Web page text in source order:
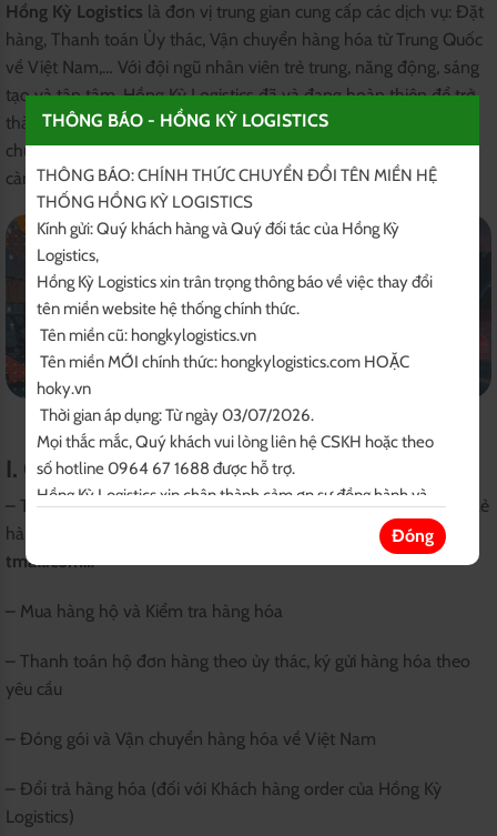
Hồng Kỳ Logistics là đơn vị trung gian cung cấp các dịch vụ: Đặt
hàng, Thanh toán Ủy thác, Vận chuyển hàng hóa từ Trung Quốc
về Việt Nam,… Với đội ngũ nhân viên trẻ trung, năng động, sáng
tạo và tận tâm, Hồng Kỳ Logistics đã và đang hoàn thiện để trở
thành đơn vị cung cấp dịch vụ với chất lượng vượt trội, có tiêu
chuẩn và bản sắc riêng; hỗ trợ tối đa và đáp ứng nhu cầu ngày
càng cao của Đối tác và Khách hàng.
I. Các dịch vụ do Hồng Kỳ Logistics cung cấp:
– Tư vấn tìm kiếm nguồn hàng trên các website bán buôn, bán lẻ
hàng đầu Trung Quốc:
alibaba.com, 1688.com, taobao.com,
tmall.com…
– Mua hàng hộ và Kiểm tra hàng hóa
– Thanh toán hộ đơn hàng theo ủy thác, ký gửi hàng hóa theo
yêu cầu
– Đóng gói và Vận chuyển hàng hóa về Việt Nam
– Đổi trả hàng hóa (đối với Khách hàng order của Hồng Kỳ
Logistics)
THÔNG BÁO - HỒNG KỲ LOGISTICS
THÔNG BÁO: CHÍNH THỨC CHUYỂN ĐỔI TÊN MIỀN HỆ
THỐNG HỒNG KỲ LOGISTICS
Kính gửi: Quý khách hàng và Quý đối tác của Hồng Kỳ
Logistics,
Hồng Kỳ Logistics xin trân trọng thông báo về việc thay đổi
tên miền website hệ thống chính thức.
hoky.vn
Mọi thắc mắc, Quý khách vui lòng liên hệ CSKH hoặc theo
số hotline 0964 67 1688 được hỗ trợ.
Hồng Kỳ Logistics xin chân thành cảm ơn sự đồng hành và
Đóng